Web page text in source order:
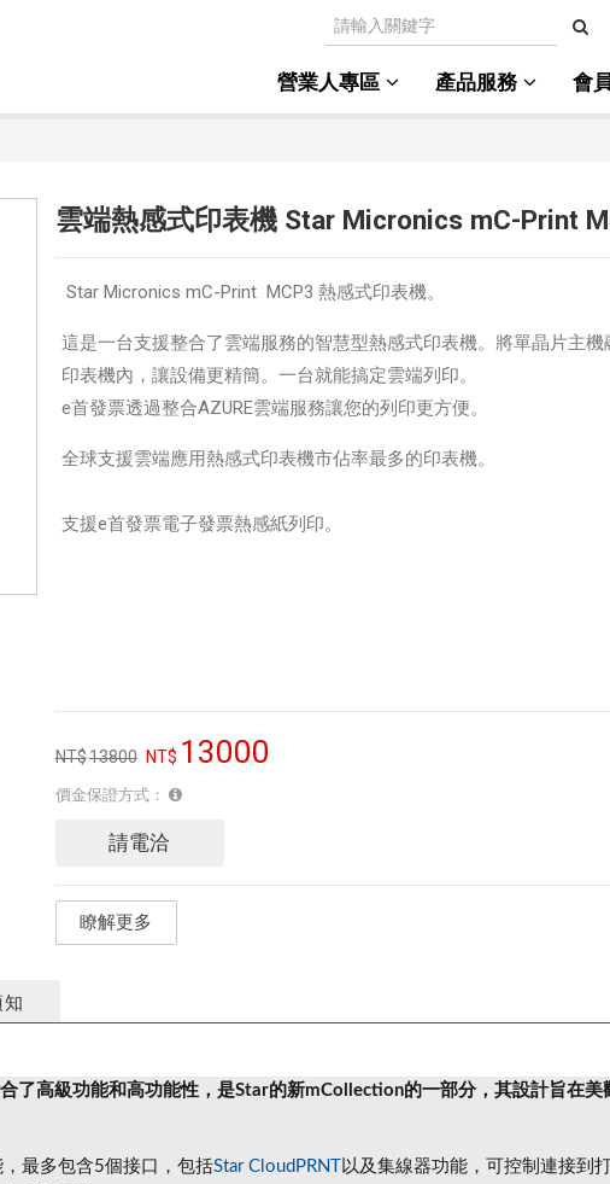
營業人專區 產品服務 會
雲端熱感式印表機 Star Micronics mC-Print
Star Micronics mC-Print MCP3 熱感式印表機。
這是一台支援整合了雲端服務的智慧型熱感式印表機。將單晶片主機
印表機內，讓設備更精簡。一台就能搞定雲端列印。
e首發票透過整合AZURE雲端服務讓您的列印更方便。
全球支援雲端應用熱感式印表機市佔率最多的印表機。
支援e首發票電子發票熱感紙列印。
13800 13000
價金保證方式：
請電洽
瞭解更多
了高級功能和高功能性， 是Star的新mCollection的一部分，其設計旨在美
最多包含5個接口，包括Star CloudPRNT以及集線器功能，可控制連接到